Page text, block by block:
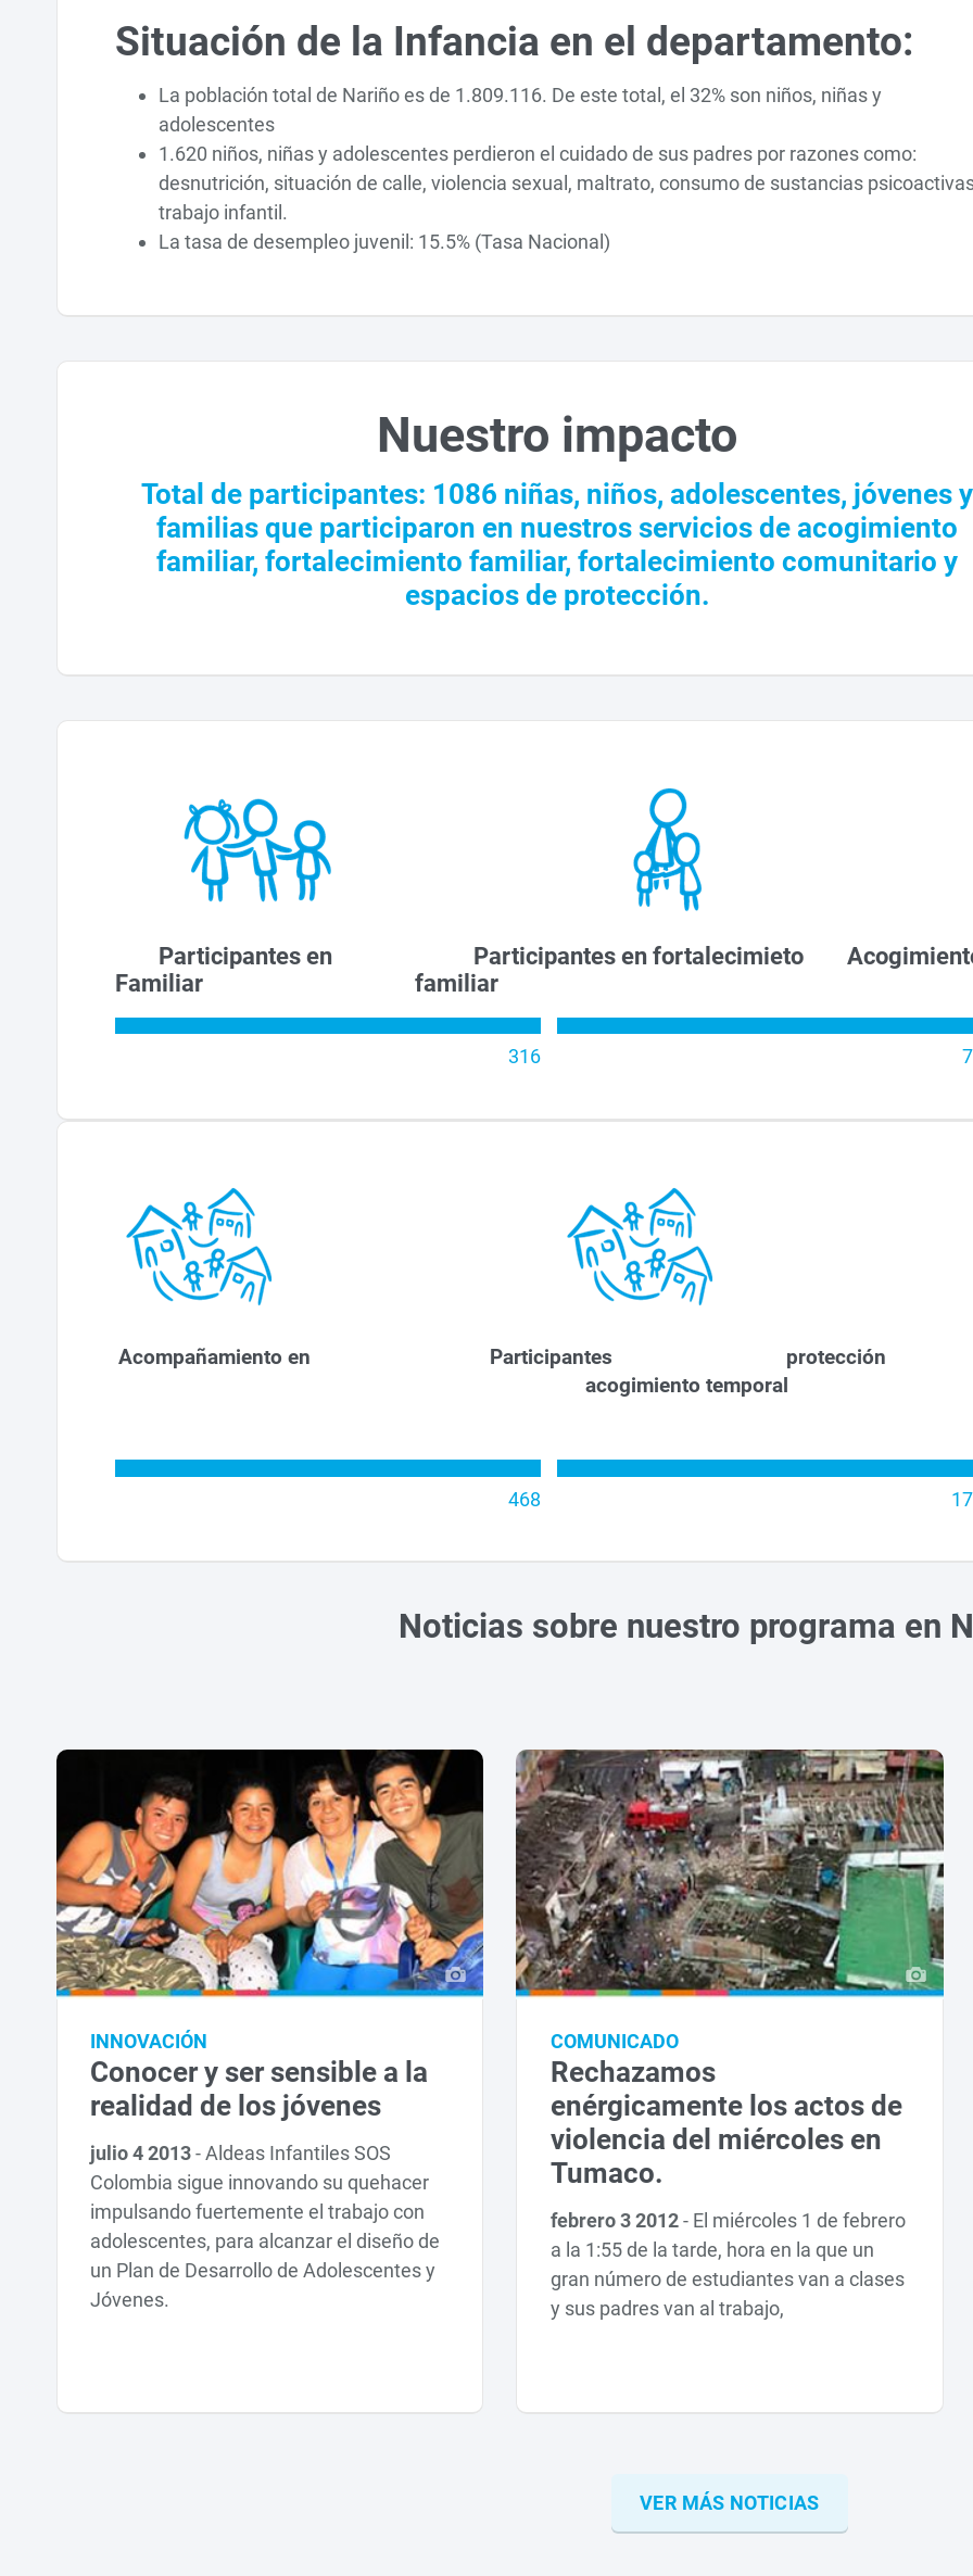
Situación de la Infancia en el departamento:
La población total de Nariño es de 1.809.116. De este total, el 32% son niños, niñas y
adolescentes
1.620 niños, niñas y adolescentes perdieron el cuidado de sus padres por razones como:
desnutrición, situación de calle, violencia sexual, maltrato, consumo de sustancias
trabajo infantil.
La tasa de desempleo juvenil: 15.5% (Tasa Nacional)
Nuestro impacto
Total de participantes: 1086 niñas, niños, adolescentes, jóvenes y
familias que participaron en nuestros servicios de acogimiento
familiar, fortalecimiento familiar, fortalecimiento comunitario y
espacios de protección.
Participantes en Participantes en fortalecimieto
Familiar familiar
316
Acompañamiento en Participantes
acogimiento
468
Noticias sobre nuestro programa en
INNOVACIÓN
Conocer y ser sensible a la
realidad de los jóvenes
julio 4 2013-Aldeas Infantiles SOS
Colombia sigue innovando su quehacer
impulsando fuertemente el trabajo con
adolescentes, para alcanzar el diseño de
un Plan de Desarrollo de Adolescentes y
Jóvenes.
COMUNICADO
Rechazamos
enérgicamente los actos de
violencia del miércoles en
Tumaco.
febrero 3 2012- El miércoles 1 de febrero
a la 1:55 de la tarde, hora en la que un
gran número de estudiantes van a clases
y sus padres van al trabajo,
VER MÁS NOTICIAS